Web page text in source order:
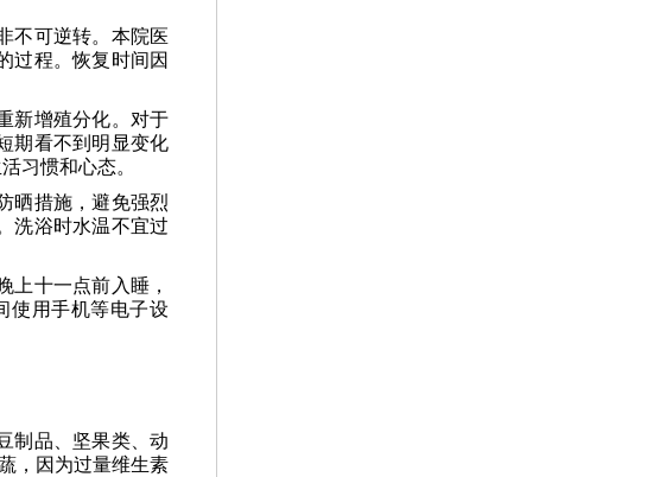
不可逆转。本院医
过程。恢复时间因
新增殖分化。对于
期看不到明显变化
习惯和心态。
晒措施，避免强烈
洗浴时水温不宜过
上十一点前入睡，
使用手机等电子设
制品、坚果类、动
，因为过量维生素